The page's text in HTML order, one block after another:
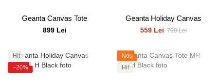
Geanta Canvas Tote
899 Lei
Geanta Holiday Canvas
559 Lei 799 Lei
Hit
−20%
Nou
Hit